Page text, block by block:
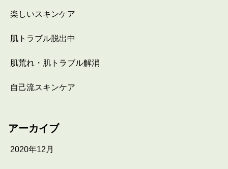
楽しいスキンケア
肌トラブル脱出中
肌荒れ・肌トラブル解消
自己流スキンケア
アーカイブ
2020年12月